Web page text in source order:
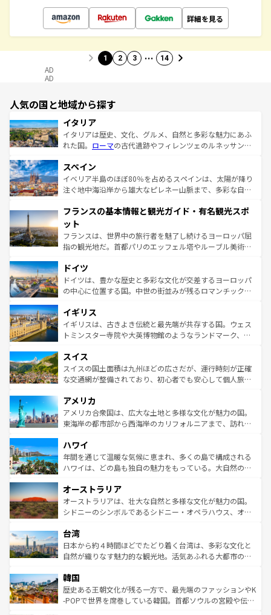
詳細を見る
1 2 3 … 14
AD
AD
人気の国と地域から探す
イタリア
イタリアは歴史、文化、グルメ、自然と多彩な魅力にあふ
れた国。 ローマの古代遺跡やフィレンツェのルネッサンス
ろん、トスカーナの美しい田園風景やアマルフィ海岸の絶
景など、自然景観も見逃せない。観光の合間には、本場の
ピザやパスタなど、絶品のイタリア料理を堪能することも
ませてくれるイタリアで、忘れられない旅をしてみよう！
なお、新着のイタリア情報は
しい。
スペイン
イベリア半島のほぼ80％を占めるスペインは、太陽が降り
注ぐ地中海沿岸から雄大なピレネー山脈まで、多彩な自然
文化が根付くこの国では、情熱的なフラメンコ、熱気あふ
れる闘牛、そして美味しいタパスが生活の一部となってい
る。首都マドリードの洗練された雰囲気や、バルセロナの
アートに溢れた街角から、地方では古代ローマ遺跡や中世
せる。地方によって風土や気候が異なるスペインはその個
性で訪れる人を魅了する。 なお、新着のスペイン情報は コ
ンテンツ一覧を参照してほしい。
フランスの基本情報と観光ガイド・有名観光スポ
ット
フランスは、世界中の旅行者を魅了し続けるヨーロッパ屈
指の観光地だ。首都パリのエッフェル塔やルーブル美術館
で、幅広い魅力が詰まっている。華麗な宮殿、歴史的な大
聖堂、美しいビーチ、そして豊かな自然が、訪れる者を心
から魅了する。また、フランスは美食の国としても知ら
いる。シャンパンの発祥地であるランス、プロヴァンスの
香り高いラベンダー畑など、多彩な楽しみ方が可能だ。さ
らに、パリ以外の地域にも魅力が溢れており、どの街角に
れる地方に足を運ぶとそれぞれで全く異なる文化を体験で
きるだろう。 なお、新着のフランス情報はコンテンツ一覧
を参照してほしい。
ドイツ
ドイツは、豊かな歴史と多彩な文化が交差するヨーロッパ
の中心に位置する国。中世の街並みが残るロマンチック街
顔を持つこの国は、どこを歩いても飽きることがない。ベ
ルリンの文化的活気、バイエルン州のアルプスの絶景、そ
してライン川沿いのワイン畑といった風景は必見。ビール
は、お酒好きな人にはぜひ体験してほしい。 なお、新着の
ドイツ情報はコンテンツ一覧を参照してほしい。
イギリス
イギリスは、古きよき伝統と最先端が共存する国。ウェス
トミンスター寺院や大英博物館のようなランドマーク、歴
リアごとに異なる魅力がある。また、優雅なアフタヌーン
ティー、ビール好きにはたまらない英国パブ、サッカー観
戦など、本場だからこそできる体験も豊富。イギリスを旅
ンツ一覧を参照してほしい。
スイス
スイスの国土面積は九州ほどの広さだが、運行時刻が正確
な交通網が整備されており、初心者でも安心して個人旅行
の建物がそのまま残る町や、スイスならではのユニークな
博物館もあり、アルプス観光だけでなく町歩きも満喫する
ことができる。国民の所得が高いため物価も高いが、旅行
ば市内交通費無料で観光を楽しむこともできる。 なお、新
着のスイス情報はコンテンツ一覧 を参照してほしい。
アメリカ
アメリカ合衆国は、広大な土地と多様な文化が魅力の国。
東海岸の都市部から西海岸のカリフォルニアまで、訪れる
のような巨大都市は、観光、ショッピング、エンターテイ
ンメントが詰まった刺激的なスポットだ。一方、アメリカ
西部には大自然が広がり、グランドキャニオンやイエロー
部のニューオーリンズでは、音楽と美食が融合した独特の
文化が魅力。旅行者はアメリカの各地域で異なる魅力を楽
しみながら、その多様性と豊かな歴史を感じることができ
ならではの贅沢な旅のスタイルだ。 なお、新着のアメリカ
情報はコンテンツ一覧を参照してほしい。
ハワイ
年間を通じて温暖な気候に恵まれ、多くの島で構成される
ハワイは、どの島も独自の魅力をもっている。大自然の神
ワイ島は見逃せない。また、定番の観光地といえばオアフ
島だが、静かな自然を求めるならマウイ島やカウアイ島が
おすすめ。エメラルドグリーンに輝く海をはじめ、豊かな
れるおもてなしの心で訪れる人々を迎えてくれるハワイの
人々、おいしいローカルフードやハワイアンミュージッ
ク、伝統的なフラダンスなど、すべてがハワイの魅力を彩
ワイを、存分に味わってほしい。 なお、新着のハワイ情報
はコンテンツ一覧を参照してほしい。
オーストラリア
オーストラリアは、壮大な自然と多様な文化が魅力の国。
シドニーのシンボルであるシドニー・オペラハウス、オー
リアリーフや大陸中央部にそびえるウルル（エアーズロッ
ク）、タスマニアの美しい原生林やケアンズの熱帯雨林な
ど、見どころがたくさん。また、カフェやワイン、オージ
いる。アクティビティも充実しており、サーフィンやダイ
ビング、ハイキングなど、アウトドア好きにはたまらな
い。オーストラリアの多彩な魅力を存分に味わいつくそ
台湾
日本から約４時間ほどでたどり着く台湾は、多彩な文化と
自然が織りなす魅力的な観光地。活気あふれる大都市の台
ン）、静ひつな山岳地帯である台湾東部など、都市の喧騒
と山間の静けさが共存しており、訪れる人に新しい発見と
驚きをもたらしてくれる。また、奥深い台湾の食文化も魅
韓国
歴史ある王朝文化が残る一方で、最先端のファッションやK
-POPで世界を席巻している韓国。首都ソウルの宮殿や伝統